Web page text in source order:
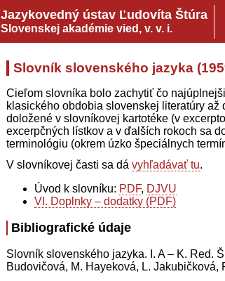
Jazykovedný ústav Ľudovíta Štúra
Slovenskej akadémie vied, v. v. i.
Slovník slovenského jazyka
Cieľom slovníka bolo zachytiť čo
klasického obdobia slovenskej literatúry
doložené v slovníkovej kartotéke (v
excerpčných lístkov a v ďalších rokoch sa
terminológiu (okrem úzko špeciálnych
V slovníkovej časti sa dá vyhľadávať tu.
Úvod k slovníku: PDF, DJVU
VI. Doplnky – dodatky (PDF)
Bibliografické údaje
Slovník slovenského jazyka. I. A – K. Red.
Budovičová, M. Hayeková, L.